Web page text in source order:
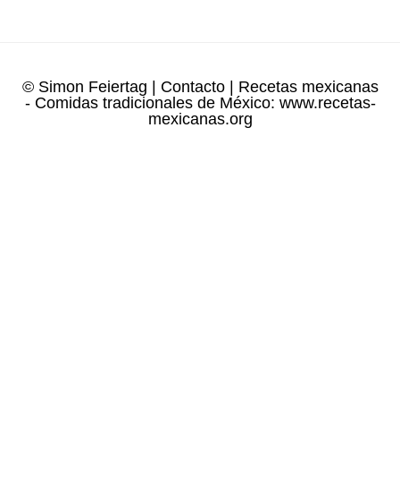
© Simon Feiertag Contacto| Recetas mexicanas
- Comidas tradicionales de México: www.recetas-
mexicanas.org